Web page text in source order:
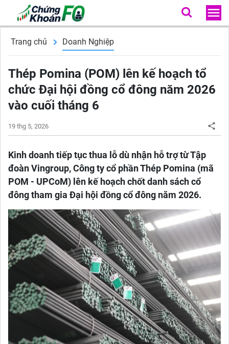
Trang chủ Doanh Nghiệp
Thép Pomina (POM) lên kế hoạch tổ
chức Đại hội đồng cổ đông năm 2026
vào cuối tháng 6
19 thg 5, 2026
Kinh doanh tiếp tục thua lỗ dù nhận hỗ trợ từ Tập
đoàn Vingroup, Công ty cổ phần Thép Pomina (mã
POM - UPCoM) lên kế hoạch chốt danh sách cổ
đông tham gia Đại hội đồng cổ đông năm 2026.